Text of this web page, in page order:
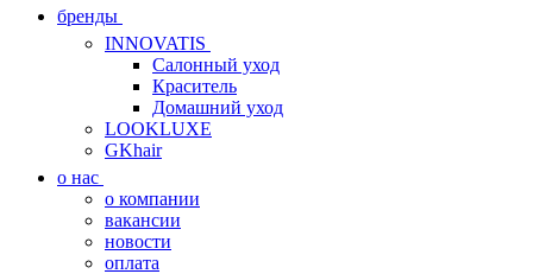
бренды
INNOVATIS
Cалонный уход
Краситель
Домашний уход
LOOKLUXE
GKhair
о нас
о компании
вакансии
новости
оплата